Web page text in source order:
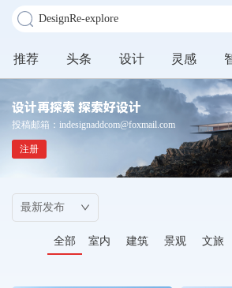
推荐 头条 设计 灵感
设计再探索 探索好设计
投稿邮箱：indesignaddcom@foxmail.com
注册
全部 室内 建筑 景观 文旅